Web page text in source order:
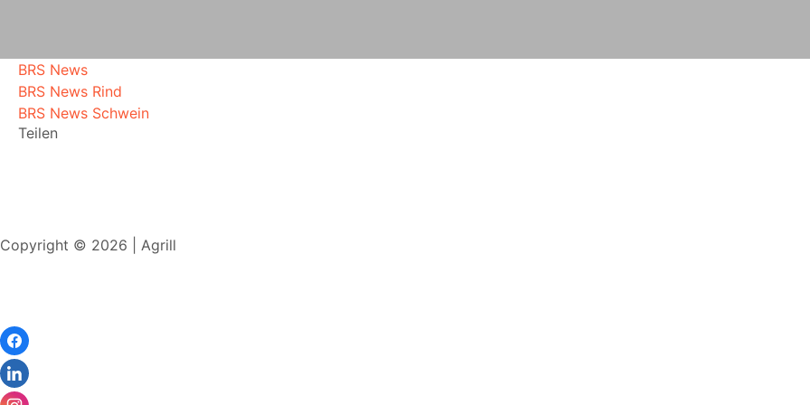
BRS News
BRS News Rind
BRS News Schwein
Teilen
Copyright © 2026 | Agrill